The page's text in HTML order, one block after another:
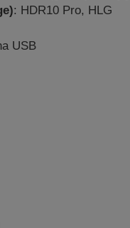
: HDR10 Pro, HLG
USB